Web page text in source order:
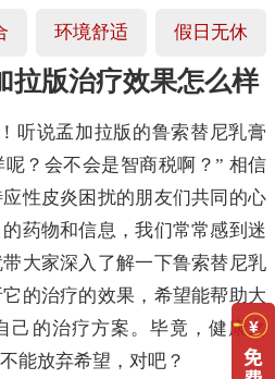
环境舒适 假日无休
拉版治疗效果怎么样
听说孟加拉版的鲁索替尼乳膏
？会不会是智商税啊？” 相信
性皮炎困扰的朋友们共同的心
药物和信息，我们常常感到迷
大家深入了解一下鲁索替尼乳
的治疗的效果，希望能帮助大
己的治疗方案。毕竟，健康之
能放弃希望，对吧？